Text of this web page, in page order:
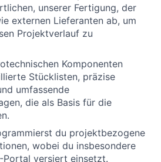
unserer Fertigung, der
externen Lieferanten ab, um
Projektverlauf zu
Komponenten
Stücklisten, präzise
umfassende
die als Basis für die
du projektbezogene
wobei du insbesondere
Portal versiert einsetzt.